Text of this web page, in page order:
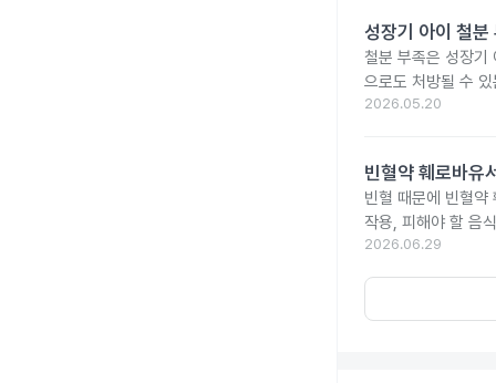
성장기 아이 철
철분 부족은 성장기
으로도 처방될 수
2026.05.20
빈혈약 훼로바유
빈혈 때문에 빈혈약
작용, 피해야 할 음
2026.06.29